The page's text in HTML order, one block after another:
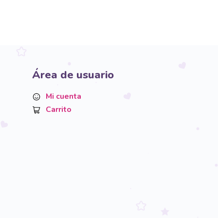
Área de usuario
Mi cuenta
Carrito